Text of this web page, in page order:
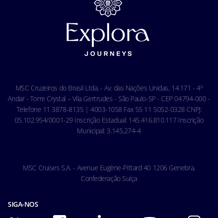
Aviso de privacidade de reconhecimento facial
Ocean Cay MSC Marine Reserve
Termos e Condições Gerais - Agência
Termos e Condições Gerais - Online
Condições Gerais do Seguro Viagem
Carta de Direitos dos Passageiros
Condições gerais de transporte
MSC Cruzeiros do Brasil Ltda. - Av. das Nações Unidas, 14.171 - 4º
Andar - Torre Crystal – Vila Gertrudes - São Paulo-SP - CEP 04794-000 -
Telefone 11 3878-8135 | 4003-1058 Fax 55 11 5052-0328 CNPJ:
05.102.954/0001-29 Inscrição Estadual: 145.416.810.117 Inscrição
Municipal: 3.145.274-4
MSC Cruises S.A. - Avenue Eugène-Pittard 40 1206 Genebra,
Confederação Suíça
SIGA-NOS